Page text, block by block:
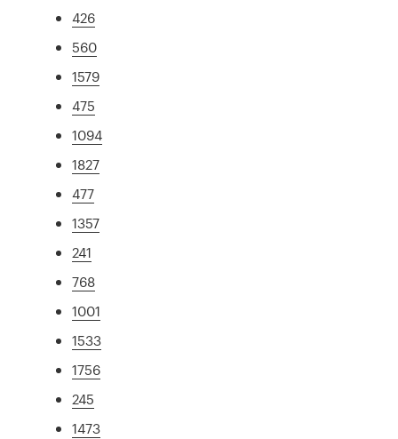
426
560
1579
475
1094
1827
477
1357
241
768
1001
1533
1756
245
1473